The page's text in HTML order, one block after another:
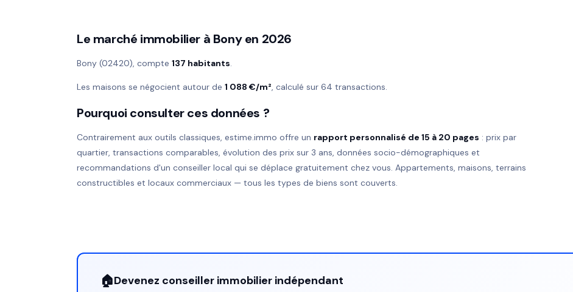
Le marché immobilier à Bony en 2026
Bony (02420), compte 137 habitants.
Les maisons se négocient autour de 1 088 €/m², calculé sur 64 transactions.
Pourquoi consulter ces données ?
Contrairement aux outils classiques, estime.immo offre un rapport personnalisé de 15 à 20 pages : prix par
quartier, transactions comparables, évolution des prix sur 3 ans, données socio-démographiques et
recommandations d'un conseiller local qui se déplace gratuitement chez vous. Appartements, maisons, terrains
constructibles et locaux commerciaux — tous les types de biens sont couverts.
🏠Devenez conseiller immobilier indépendant